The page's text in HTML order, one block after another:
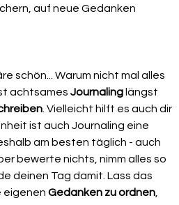
auf neue Gedanken
schön... Warum nicht mal alles
achtsames Journaling längst
. Vielleicht hilft es auch dir
ist auch Journaling eine
am besten täglich - auch
bewerte nichts, nimm alles so
deinen Tag damit. Lass das
eigenen Gedanken zuordnen,